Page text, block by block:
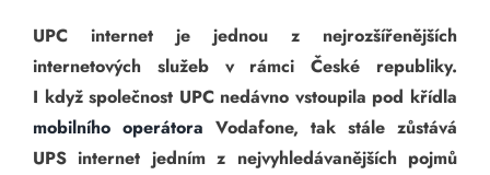
Kontakt
UPC internet je jednou z nejrozšířenějších
internetových služeb v rámci České republiky.
I když společnost UPC nedávno vstoupila pod křídla
mobilního operátora Vodafone, tak stále zůstává
UPS internet jedním z nejvyhledávanějších pojmů